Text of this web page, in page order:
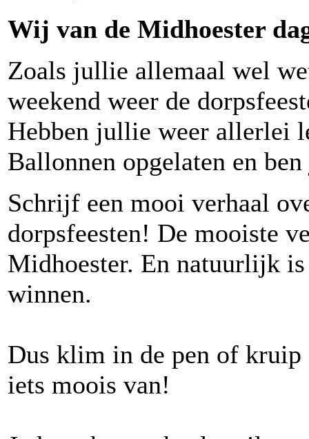
Wij van de Midhoester
Zoals jullie allemaal wel
weekend weer de
Hebben jullie weer allerlei
Ballonnen opgelaten en
Schrijf een mooi verhaal
dorpsfeesten! De mooiste
Midhoester. En natuurlijk
winnen.
Dus klim in de pen of kruip
iets moois van!